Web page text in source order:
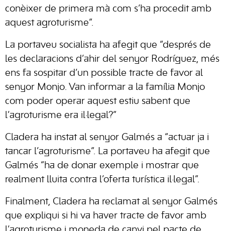
conèixer de primera mà com s’ha procedit amb
aquest agroturisme”.
La portaveu socialista ha afegit que “després de
les declaracions d’ahir del senyor Rodríguez, més
ens fa sospitar d’un possible tracte de favor al
senyor Monjo. Van informar a la família Monjo
com poder operar aquest estiu sabent que
l’agroturisme era il·legal?”
Cladera ha instat al senyor Galmés a “actuar ja i
tancar l’agroturisme”. La portaveu ha afegit que
Galmés “ha de donar exemple i mostrar que
realment lluita contra l’oferta turística il·legal”.
Finalment, Cladera ha reclamat al senyor Galmés
que expliqui si hi va haver tracte de favor amb